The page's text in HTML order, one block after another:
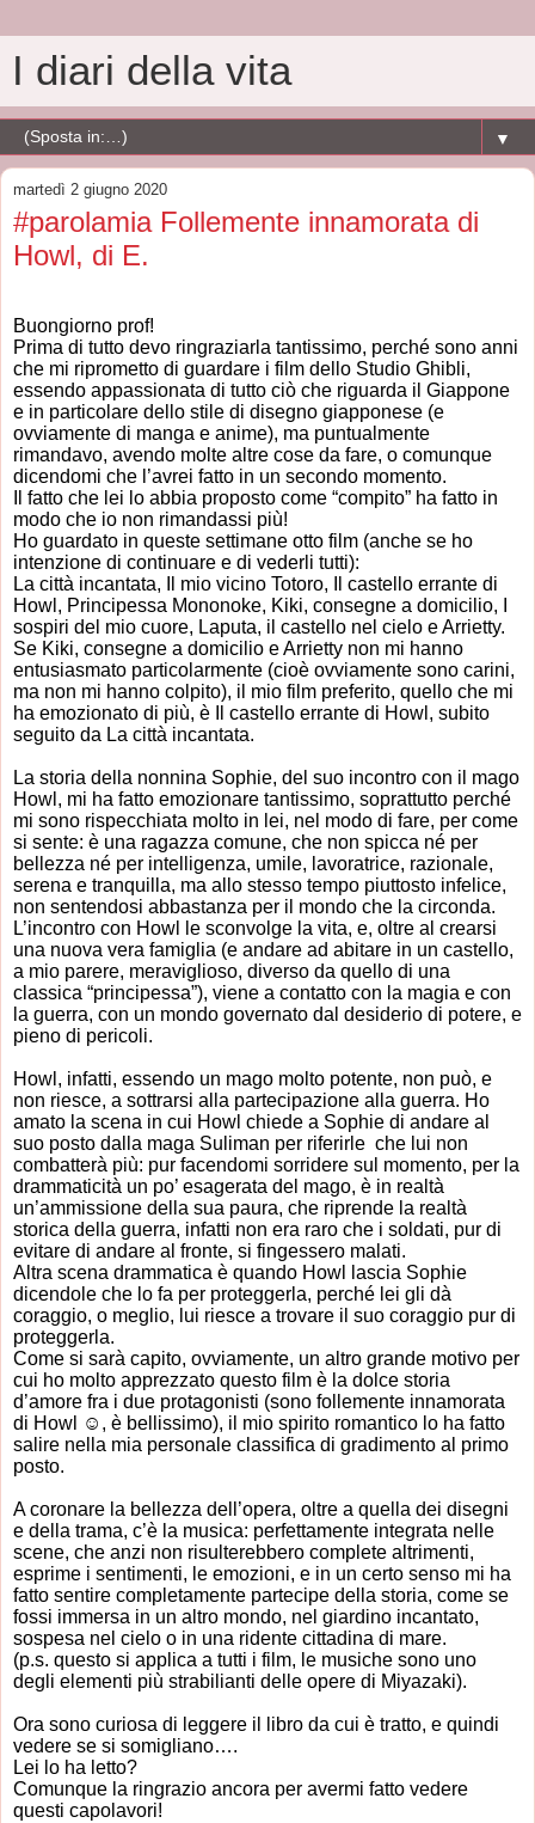
I diari della vita
▼
martedì 2 giugno 2020
#parolamia Follemente innamorata di
Howl, di E.
Buongiorno prof!
Prima di tutto devo ringraziarla tantissimo, perché sono anni
che mi riprometto di guardare i film dello Studio Ghibli,
essendo appassionata di tutto ciò che riguarda il Giappone
e in particolare dello stile di disegno giapponese (e
ovviamente di manga e anime), ma puntualmente
rimandavo, avendo molte altre cose da fare, o comunque
dicendomi che l’avrei fatto in un secondo momento.
Il fatto che lei lo abbia proposto come “compito” ha fatto in
modo che io non rimandassi più!
Ho guardato in queste settimane otto film (anche se ho
intenzione di continuare e di vederli tutti):
La città incantata, Il mio vicino Totoro, Il castello errante di
Howl, Principessa Mononoke, Kiki, consegne a domicilio, I
sospiri del mio cuore, Laputa, il castello nel cielo e Arrietty.
Se Kiki, consegne a domicilio e Arrietty non mi hanno
entusiasmato particolarmente (cioè ovviamente sono carini,
ma non mi hanno colpito), il mio film preferito, quello che mi
ha emozionato di più, è Il castello errante di Howl, subito
seguito da La città incantata.
La storia della nonnina Sophie, del suo incontro con il mago
Howl, mi ha fatto emozionare tantissimo, soprattutto perché
mi sono rispecchiata molto in lei, nel modo di fare, per come
si sente: è una ragazza comune, che non spicca né per
bellezza né per intelligenza, umile, lavoratrice, razionale,
serena e tranquilla, ma allo stesso tempo piuttosto infelice,
non sentendosi abbastanza per il mondo che la circonda.
L’incontro con Howl le sconvolge la vita, e, oltre al crearsi
una nuova vera famiglia (e andare ad abitare in un castello,
a mio parere, meraviglioso, diverso da quello di una
classica “principessa”), viene a contatto con la magia e con
la guerra, con un mondo governato dal desiderio di potere, e
pieno di pericoli.
Howl, infatti, essendo un mago molto potente, non può, e
non riesce, a sottrarsi alla partecipazione alla guerra. Ho
amato la scena in cui Howl chiede a Sophie di andare al
suo posto dalla maga Suliman per riferirle che lui non
combatterà più: pur facendomi sorridere sul momento, per la
drammaticità un po’ esagerata del mago, è in realtà
un’ammissione della sua paura, che riprende la realtà
storica della guerra, infatti non era raro che i soldati, pur di
evitare di andare al fronte, si fingessero malati.
Altra scena drammatica è quando Howl lascia Sophie
dicendole che lo fa per proteggerla, perché lei gli dà
coraggio, o meglio, lui riesce a trovare il suo coraggio pur di
proteggerla.
Come si sarà capito, ovviamente, un altro grande motivo per
cui ho molto apprezzato questo film è la dolce storia
d’amore fra i due protagonisti (sono follemente innamorata
di Howl
☺ , è bellissimo), il mio spirito romantico lo ha fatto
salire nella mia personale classifica di gradimento al primo
posto.
A coronare la bellezza dell’opera, oltre a quella dei disegni
e della trama, c’è la musica: perfettamente integrata nelle
scene, che anzi non risulterebbero complete altrimenti,
esprime i sentimenti, le emozioni, e in un certo senso mi ha
fatto sentire completamente partecipe della storia, come se
fossi immersa in un altro mondo, nel giardino incantato,
sospesa nel cielo o in una ridente cittadina di mare.
(p.s. questo si applica a tutti i film, le musiche sono uno
degli elementi più strabilianti delle opere di Miyazaki).
Ora sono curiosa di leggere il libro da cui è tratto, e quindi
vedere se si somigliano….
Lei lo ha letto?
Comunque la ringrazio ancora per avermi fatto vedere
questi capolavori!